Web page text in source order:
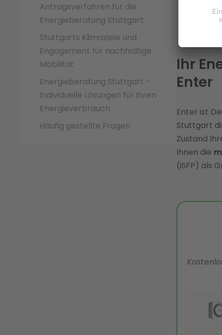
Antragsverfahren für die
Energieberatung Stuttgart
Stuttgarts Klimaziele und
Engagement für nachhaltige
Mobilität
Energieberatung Stuttgart –
Individuelle Lösungen für Ihren
Energieverbrauch
Häufig gestellte Fragen
Ihr
Enter
Enter ist
Stuttgart
Zustand
Ihnen die
(iSFP) als